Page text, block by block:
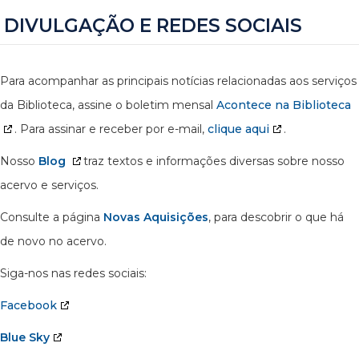
DIVULGAÇÃO E REDES SOCIAIS
Para acompanhar as principais notícias relacionadas aos serviços
da Biblioteca, assine o boletim mensal Acontece na Biblioteca
. Para assinar e receber por e-mail, clique aqui .
Nosso Blog
traz textos e informações diversas sobre nosso
acervo e serviços.
Consulte a página Novas Aquisições, para descobrir o que há
de novo no acervo.
Siga-nos nas redes sociais:
Facebook
Blue Sky